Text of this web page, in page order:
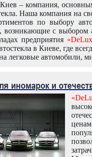
– компания,
Наша компания на
по выбору
с выбором
предприятия
в Киеве, где
легковые автомобили,
иномарок и